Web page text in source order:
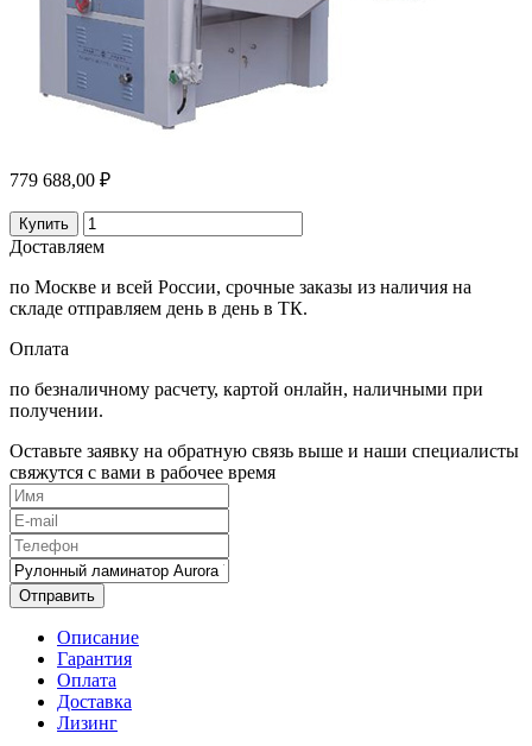
779 688,00 ₽
Купить
Доставляем
по Москве и всей России, срочные заказы из наличия на
складе отправляем день в день в ТК.
Оплата
по безналичному расчету, картой онлайн, наличными при
получении.
Оставьте заявку на обратную связь выше и наши специалисты
свяжутся с вами в рабочее время
Отправить
Описание
Гарантия
Оплата
Доставка
Лизинг